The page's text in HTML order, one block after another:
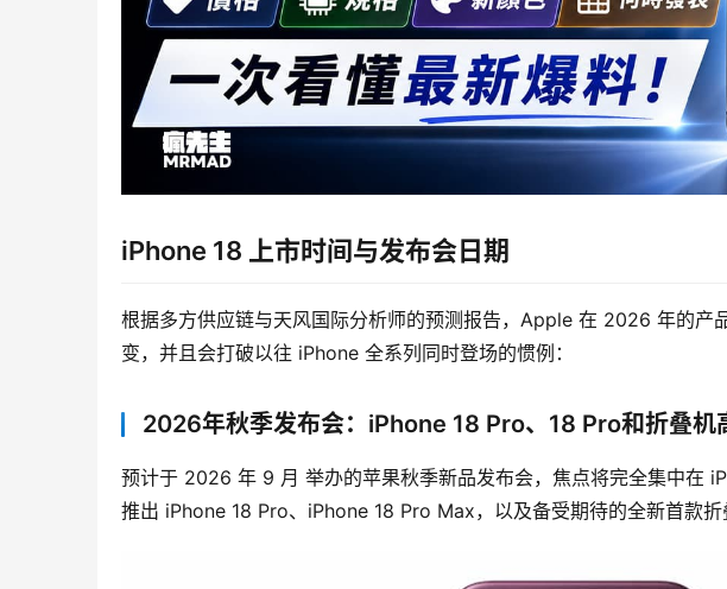
iPhone 18 上市时间与发布会日期
根据多方供应链与天风国际分析师的预测报告，Apple 在 2026 年的产
变，并且会打破以往 iPhone 全系列同时登场的惯例：
2026年秋季发布会：iPhone 18 Pro、18 Pro和折叠机
预计于 2026 年 9 月 举办的苹果秋季新品发布会，焦点将完全集中在
推出 iPhone 18 Pro、iPhone 18 Pro Max，以及备受期待的全新首款折